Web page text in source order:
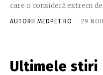
care o consideră extrem
AUTORII MEDPET.RO - 29
Ultimele stiri